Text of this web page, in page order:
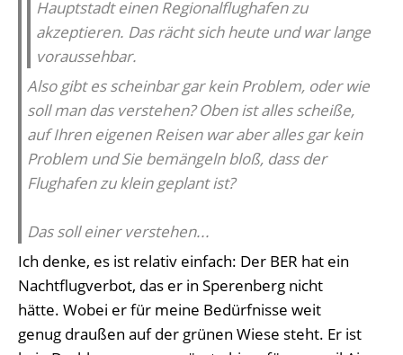
Hauptstadt einen Regionalflughafen zu
akzeptieren. Das rächt sich heute und war lange
voraussehbar.
Also gibt es scheinbar gar kein Problem, oder wie
soll man das verstehen? Oben ist alles scheiße,
auf Ihren eigenen Reisen war aber alles gar kein
Problem und Sie bemängeln bloß, dass der
Flughafen zu klein geplant ist?
Das soll einer verstehen...
Ich denke, es ist relativ einfach: Der BER hat ein
Nachtflugverbot, das er in Sperenberg nicht
hätte. Wobei er für meine Bedürfnisse weit
genug draußen auf der grünen Wiese steht. Er ist